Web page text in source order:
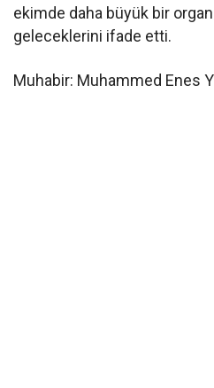
ekimde daha büyük bir
geleceklerini ifade etti.
Muhabir: Muhammed Enes